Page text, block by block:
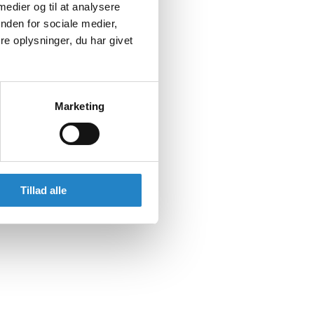
og til at analysere
for sociale medier,
oplysninger, du har givet
Marketing
Tillad alle